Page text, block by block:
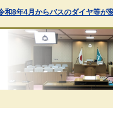
和8年4月からバスのダイヤ等が